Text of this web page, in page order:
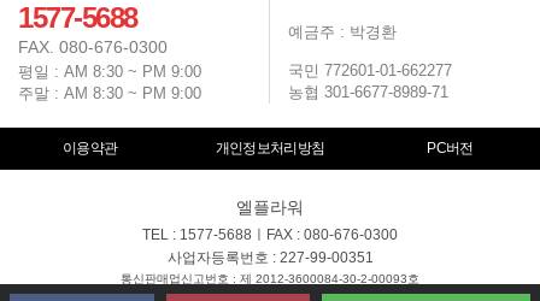
1577-5688
FAX. 080-676-0300
평일 : AM 8:30 ~ PM 9:00
주말 : AM 8:30 ~ PM 9:00
예금주 : 박경환
국민 772601-01-662277
농협 301-6677-8989-71
이용약관 개인정보처리방침 PC버전
엘플라워
TEL : 1577-5688ㅣFAX : 080-676-0300
사업자등록번호 : 227-99-00351
통신판매업신고번호 : 제 2012-3600084-30-2-00093호
대표자 : 박경환ㅣ개인정보보호관리 : 박경환